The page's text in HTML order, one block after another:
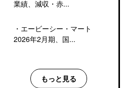
業績、減収・赤...
・ エービーシー・マート
2026年2月期、国...
もっと見る